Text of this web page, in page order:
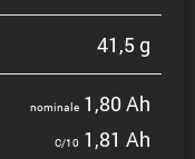
41,5 g
nominale 1,80 Ah
C/10 1,81 Ah